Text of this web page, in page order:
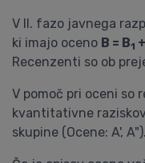
V II. fazo javnega
ki imajo oceno B = B1
Recenzenti so ob
V pomoč pri oceni so
kvantitativne
skupine (Ocene: A', A").